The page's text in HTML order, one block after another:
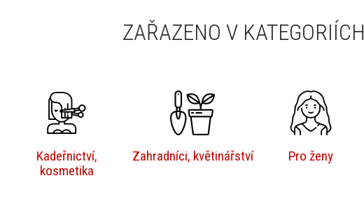
ZAŘAZENO V KATEGORIÍCH
Kadeřnictví,
kosmetika
Zahradníci, květinářství Pro ženy